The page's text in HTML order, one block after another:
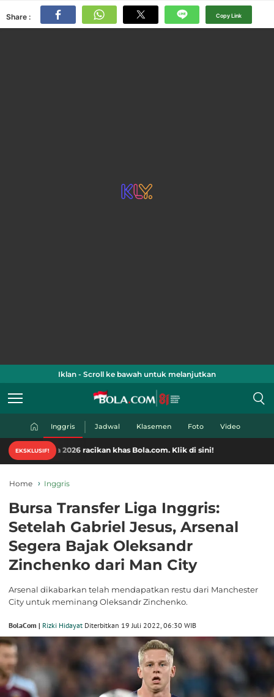
Share : Copy Link
Iklan - Scroll ke bawah untuk melanjutkan
Inggris Jadwal Klasemen Foto Video
EKSKLUSIF!
racikan khas Bola.com. Klik di sini!
Home Inggris
Bursa Transfer Liga Inggris:
Setelah Gabriel Jesus, Arsenal
Segera Bajak Oleksandr
Zinchenko dari Man City
Arsenal dikabarkan telah mendapatkan restu dari Manchester
City untuk meminang Oleksandr Zinchenko.
BolaCom | Rizki Hidayat Diterbitkan 19 Juli 2022, 06:30 WIB